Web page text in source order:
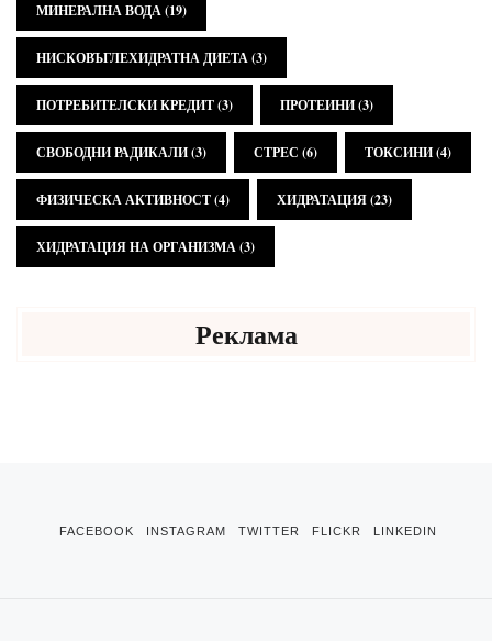
МИНЕРАЛНА ВОДА(19)
НИСКОВЪГЛЕХИДРАТНА ДИЕТА(3)
ПОТРЕБИТЕЛСКИ КРЕДИТ(3) ПРОТЕИНИ(3)
СВОБОДНИ РАДИКАЛИ(3) СТРЕС (6) ТОКСИНИ(4)
ФИЗИЧЕСКА АКТИВНОСТ(4) ХИДРАТАЦИЯ(23)
ХИДРАТАЦИЯ НА ОРГАНИЗМА(3)
Реклама
FACEBOOK INSTAGRAM TWITTER FLICKR LINKEDIN